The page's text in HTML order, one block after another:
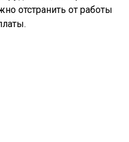
отстранить от работы